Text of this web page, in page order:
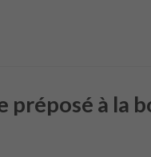
à la